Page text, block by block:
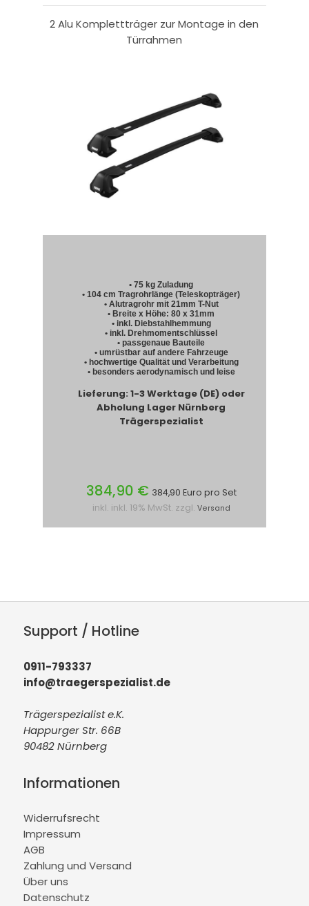
2 Alu Komplettträger zur Montage in den
Türrahmen
• 75 kg Zuladung
• 104 cm Tragrohrlänge (Teleskopträger)
• Alutragrohr mit 21mm T-Nut
• Breite x Höhe: 80 x 31mm
• inkl. Diebstahlhemmung
• inkl. Drehmomentschlüssel
• passgenaue Bauteile
• umrüstbar auf andere Fahrzeuge
• hochwertige Qualität und Verarbeitung
• besonders aerodynamisch und leise
Lieferung: 1-3 Werktage (DE) oder
Abholung Lager Nürnberg
Trägerspezialist
384,90 € 384,90 Euro pro Set
inkl. inkl. 19% MwSt. zzgl. Versand
Support / Hotline
0911-793337
info@traegerspezialist.de
Trägerspezialist e.K.
Happurger Str. 66B
90482 Nürnberg
Informationen
Widerrufsrecht
Impressum
AGB
Zahlung und Versand
Über uns
Datenschutz